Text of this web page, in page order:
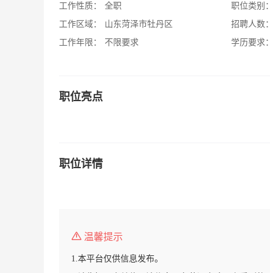
工作性质：
全职
工作区域：
山东菏泽市牡丹区
工作年限：
不限要求
职位类别：
招聘人数：
学历要求：
职位亮点
职位详情
温馨提示
1.本平台仅供信息发布。